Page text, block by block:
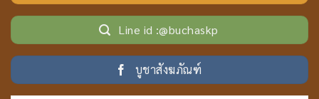
Line id :@buchaskp
บูชาสังฆภัณฑ์